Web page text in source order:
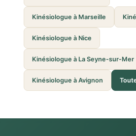
Kinésiologue à Marseille
Kinésiologue à Nice
Kinésiologue à La Seyne-sur-Mer
Kinésiologue à Avignon